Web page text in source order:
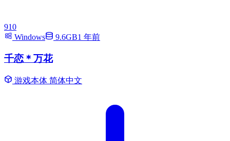
910
Windows
9.6GB1 年前
千恋＊万花
游戏本体 简体中文